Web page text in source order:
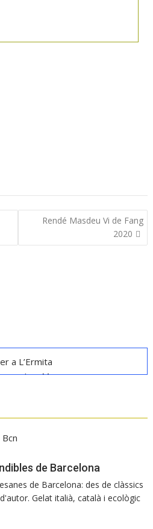
Rendé Masdeu Vi de Fang
2020
a L’Ermita
a Les Manyes
Cerretà
i gastronomia
2018
de Barcelona
de Barcelona: des de clàssics
Gelat italià, català i ecològic